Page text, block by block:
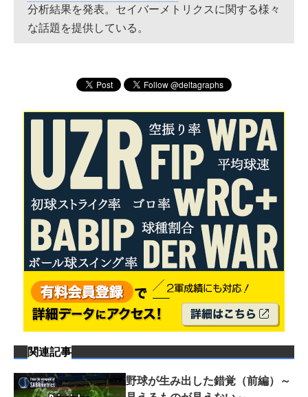
分析結果を発表。セイバーメトリクスに関する様々
な話題を提供している。
関連記事
野球が生み出した錯覚（前編）～